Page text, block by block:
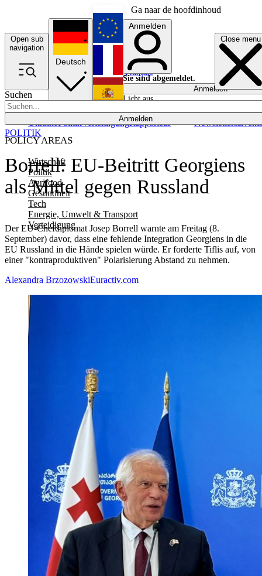
Ga naar de hoofdinhoud
Open sub
navigation
Close menu
Suchen
Anmelden
POLICY AREAS
Wirtschaft
Politik
Agrifood
Gesundheit
Tech
Energie, Umwelt & Transport
Verteidigung
UkrainePolitikVerteidigungRapporteur NewslettersEvents
Deutsch
English
Français
Anmelden
Sie sind abgemeldet.
Anmelden
Licht aus
Borrell: EU-Beitritt Georgiens
als Mittel gegen Russland
Der EU-Chefdiplomat Josep Borrell warnte am Freitag (8.
September) davor, dass eine fehlende Integration Georgiens in die
EU Russland in die Hände spielen würde. Er forderte Tiflis auf, von
einer "kontraproduktiven" Polarisierung Abstand zu nehmen.
POLITIK
Alexandra BrzozowskiEuractiv.com